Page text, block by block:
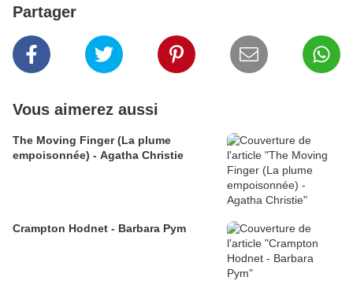
Partager
Vous aimerez aussi
The Moving Finger (La plume
empoisonnée) - Agatha Christie
Crampton Hodnet - Barbara Pym